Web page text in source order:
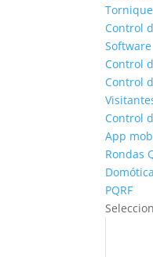
Control
Software
Control
Control
Control
App
Rondas
Domótica
PQRF